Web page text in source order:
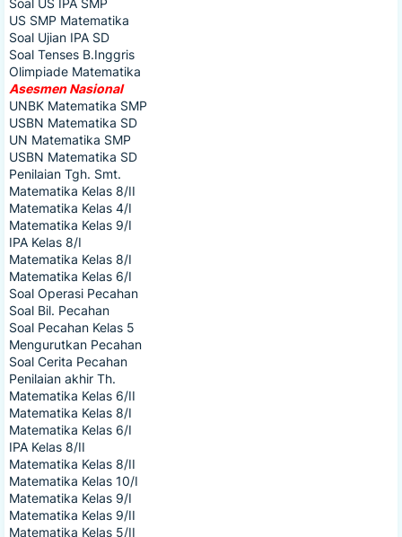
Soal US IPA SMP
US SMP Matematika
Soal Ujian IPA SD
Soal Tenses B.Inggris
Olimpiade Matematika
Asesmen Nasional
UNBK Matematika SMP
USBN Matematika SD
UN Matematika SMP
USBN Matematika SD
Penilaian Tgh. Smt.
Matematika Kelas 8/II
Matematika Kelas 4/I
Matematika Kelas 9/I
IPA Kelas 8/I
Matematika Kelas 8/I
Matematika Kelas 6/I
Soal Operasi Pecahan
Soal Bil. Pecahan
Soal Pecahan Kelas 5
Mengurutkan Pecahan
Soal Cerita Pecahan
Penilaian akhir Th.
Matematika Kelas 6/II
Matematika Kelas 8/I
Matematika Kelas 6/I
IPA Kelas 8/II
Matematika Kelas 8/II
Matematika Kelas 10/I
Matematika Kelas 9/I
Matematika Kelas 9/II
Matematika Kelas 5/II